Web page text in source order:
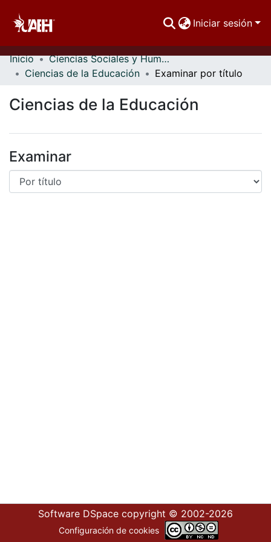
Iniciar sesión
Comunidades
Inicio
Ciencias Sociales y Humanidades
Ciencias de la Educación
Examinar por título
Ciencias de la Educación
Examinar
Software DSpace copyright © 2002-2026
Configuración de cookies